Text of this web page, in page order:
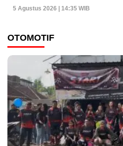
5 Agustus 2026 | 14:35 WIB
OTOMOTIF